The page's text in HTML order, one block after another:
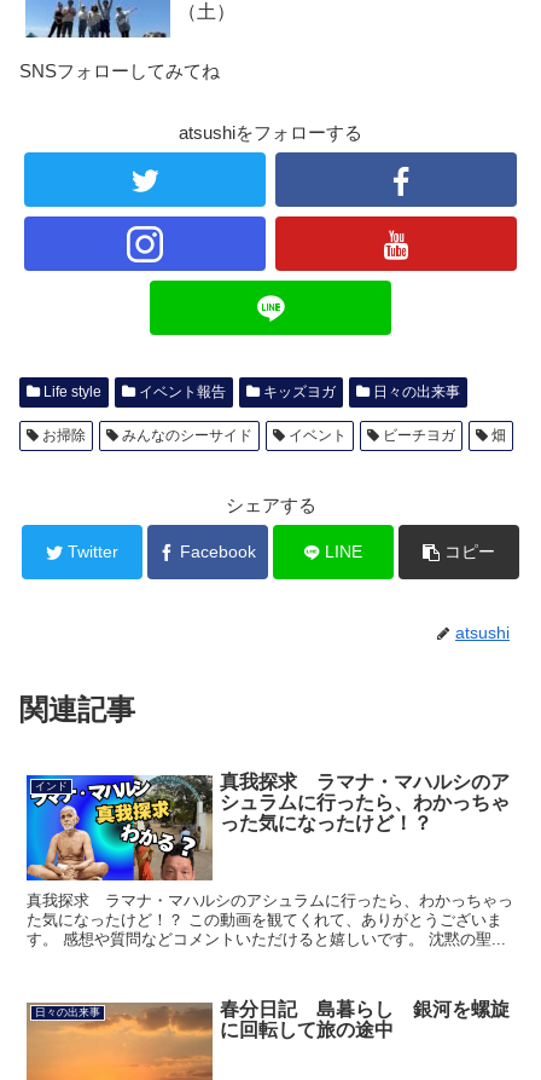
（土）
SNSフォローしてみてね
atsushiをフォローする
Life style イベント報告 キッズヨガ 日々の出来事
お掃除 みんなのシーサイド イベント ビーチヨガ 畑
シェアする
Twitter Facebook LINE コピー
atsushi
関連記事
インド
真我探求 ラマナ・マハルシのア
シュラムに行ったら、わかっちゃ
った気になったけど！？
真我探求 ラマナ・マハルシのアシュラムに行ったら、わかっちゃっ
た気になったけど！？ この動画を観てくれて、ありがとうございま
す。 感想や質問などコメントいただけると嬉しいです。 沈黙の聖...
日々の出来事
春分日記 島暮らし 銀河を螺旋
に回転して旅の途中